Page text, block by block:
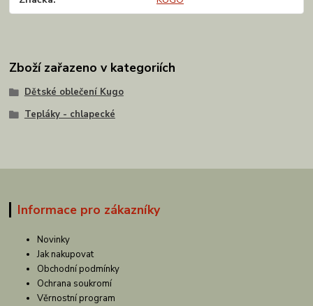
Zboží zařazeno v kategoriích
Dětské oblečení Kugo
Tepláky - chlapecké
Informace pro zákazníky
Novinky
Jak nakupovat
Obchodní podmínky
Ochrana soukromí
Věrnostní program